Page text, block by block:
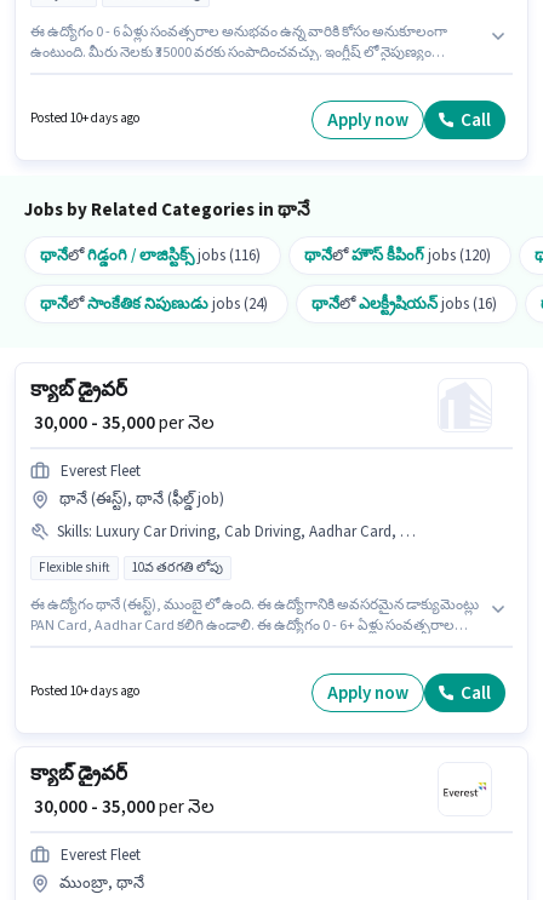
ఈ ఉద్యోగం 0 - 6 ఏళ్లు సంవత్సరాల అనుభవం ఉన్న వారికి కోసం అనుకూలంగా
ఉంటుంది. మీరు నెలకు ₹35000 వరకు సంపాదించవచ్చు. ఇంగ్లీష్ లో నైపుణ్యం
ఖాళీ థానే వెస్ట్, ముంబై లో ఉంది. ఇది Full Time ఉద్యోగం, ఇందులో DAY shift
Posted 10+ days ago Apply now Call
Jobs by Related Categories in థానే
థానేలోగిడ్డంగి / లాజిస్టిక్స్jobs (116) థానేలోహౌస్ కీపింగ్jobs (120)
థానేలోసాంకేతిక నిపుణుడుjobs (24) థానేలోఎలక్ట్రీషియన్jobs (16)
క్యాబ్ డ్రైవర్
₹ 30,000 - 35,000per నెల
Everest Fleet
థానే (ఈస్ట్), థానే (ఫీల్డ్ job)
Skills: Luxury Car Driving, Cab Driving, Aadhar Card, Private Car Driving, PAN Card
Flexible shift 10వ తరగతి లోపు
ఈ ఉద్యోగం థానే (ఈస్ట్), ముంబై లో ఉంది. ఈ ఉద్యోగానికి అవసరమైన డాక్యుమెంట్లు
PAN Card, Aadhar Card కలిగి ఉండాలి. ఈ ఉద్యోగం 0 - 6+ ఏళ్లు సంవత్సరాల
Full Time ప్రాతిపదికపై, FLEXIBLE shift మరియు వారానికి 6 days working
ఉన్నాయి. ఈ ఉద్యోగానికి Fixed జీతం అందుబాటులో ఉంది.
Posted 10+ days ago Apply now Call
క్యాబ్ డ్రైవర్
₹ 30,000 - 35,000per నెల
Everest Fleet
ముంబ్రా, థానే